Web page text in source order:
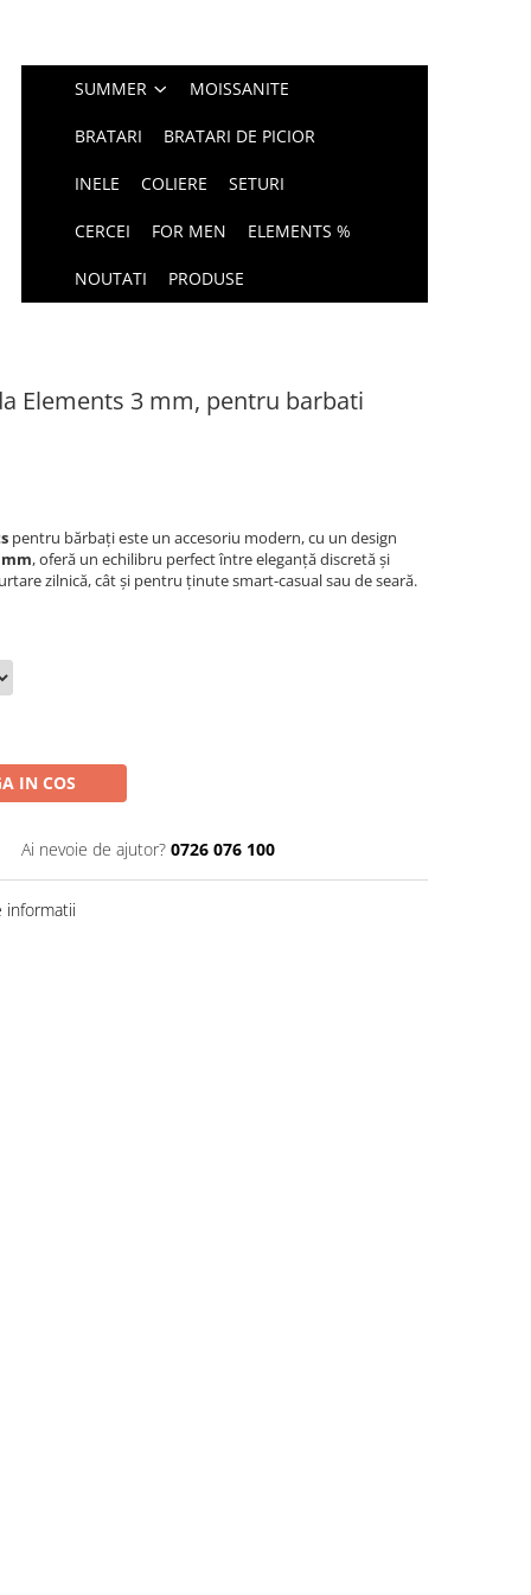
SUMMER MOISSANITE
BRATARI BRATARI DE PICIOR
INELE COLIERE SETURI
CERCEI FOR MEN ELEMENTS %
NOUTATI PRODUSE
Elements 3 mm, pentru barbati
pentru bărbați este un accesoriu modern, cu un design
, oferă un echilibru perfect între eleganță discretă și
zilnică, cât și pentru ținute smart-casual sau de seară.
IN COS
Ai nevoie de ajutor? 0726 076 100
informatii